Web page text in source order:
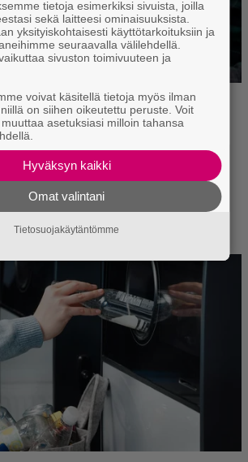
tietoja esimerkiksi sivuista, joilla
sekä laitteesi ominaisuuksista.
yksityiskohtaisesti käyttötarkoituksiin ja
seuraavalla välilehdellä.
sivuston toimivuuteen ja
voivat käsitellä tietoja myös ilman
on siihen oikeutettu peruste. Voit
asetuksiasi milloin tahansa
Hyväksyn kaikki
Omat valintani
Tietosuojakäytäntömme